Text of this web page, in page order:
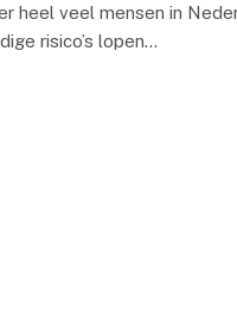
heel veel mensen in
risico’s lopen…